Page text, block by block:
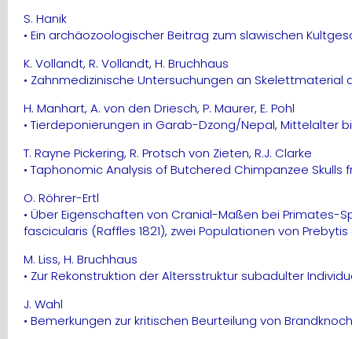
S. Hanik
• Ein archäozoologischer Beitrag zum slawischen
K. Vollandt, R. Vollandt, H. Bruchhaus
• Zahnmedizinische Untersuchungen an Skelettmaterial
H. Manhart, A. von den Driesch, P. Maurer, E. Pohl
• Tierdeponierungen in Garab-Dzong/Nepal, Mittelalter
T. Rayne Pickering, R. Protsch von Zieten, R.J. Clarke
• Taphonomic Analysis of Butchered Chimpanzee Skulls
O. Röhrer-Ertl
• Über Eigenschaften von Cranial-Maßen bei Primates-
fascicularis (Raffles 1821), zwei Populationen von
M. Liss, H. Bruchhaus
• Zur Rekonstruktion der Altersstruktur subadulter
J. Wahl
• Bemerkungen zur kritischen Beurteilung von